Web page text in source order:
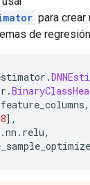
[1/10]
[1/10]
[2/10]
[3/10]
[4/10]
[4/10]
[5/10]
[5/10]
[6/10]
para crear
de
.
.
feature_columns,
],
.nn . relu,